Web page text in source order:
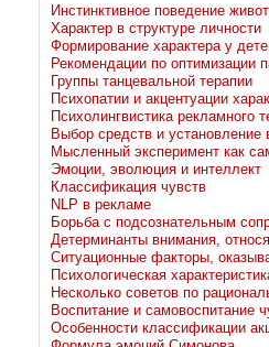
Инстинктивное поведение
Характер в структуре личности
Формирование характера у
Рекомендации по оптимизации
Группы танцевальной терапии
Психопатии и акцентуации
Психолингвистика рекламного
Выбор средств и
Мысленный эксперимент как
Эмоции, эволюция и интеллект
Классификация чувств
NLP в рекламе
Борьба с подсознательным
Детерминанты внимания,
Ситуационные факторы,
Психологическая
Несколько советов по
Воспитание и самовоспитание
Особенности классификации